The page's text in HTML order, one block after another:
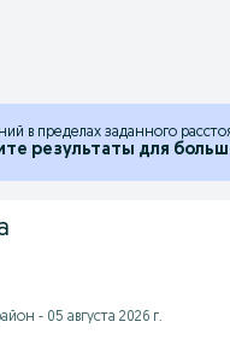
в пределах заданного
результаты для
- 05 августа 2026 г.